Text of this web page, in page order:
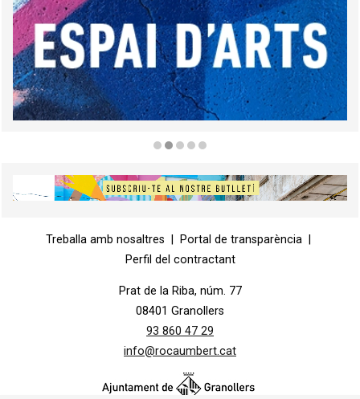
Treballa amb nosaltres
Portal de transparència
Perfil del contractant
Prat de la Riba, núm. 77
08401 Granollers
93 860 47 29
info@rocaumbert.cat